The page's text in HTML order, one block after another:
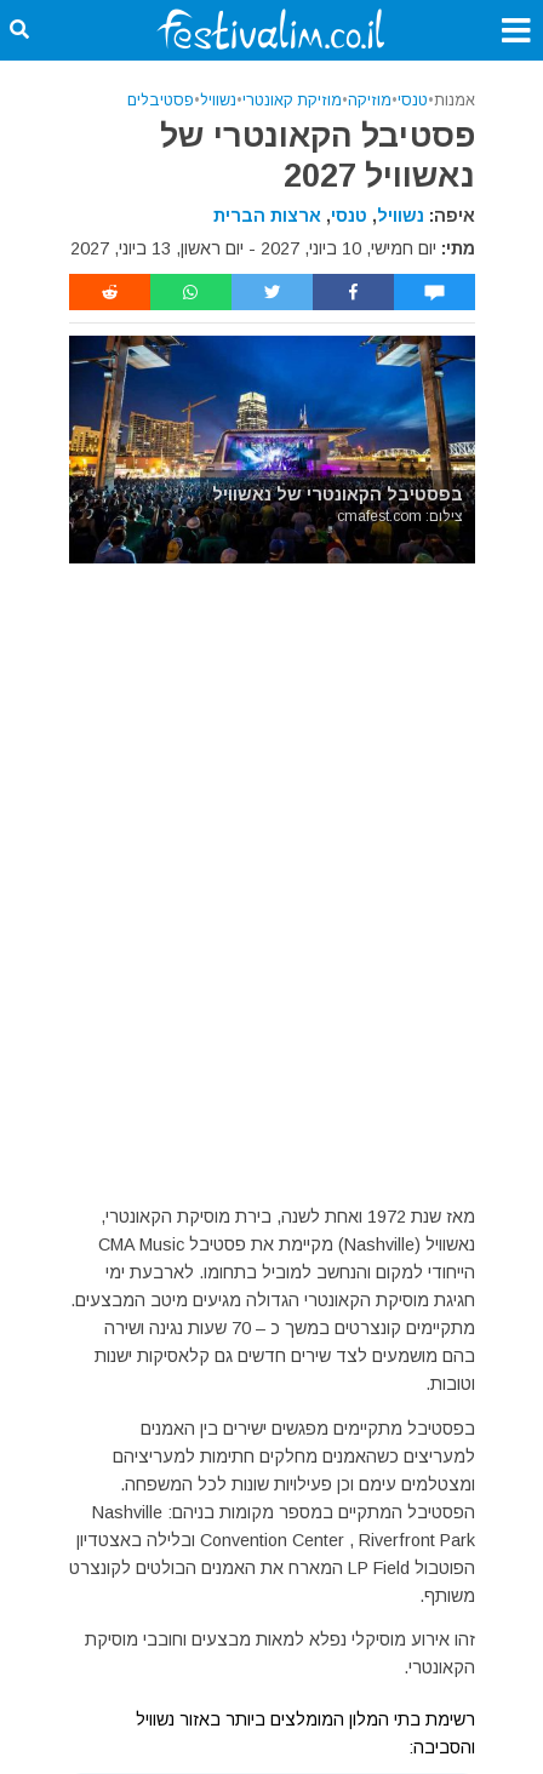
אמנות•טנסי•מוזיקה•מוזיקת קאונטרי•נשוויל•פסטיבלים
פסטיבל הקאונטרי של
נאשוויל 2027
איפה: נשוויל, טנסי, ארצות הברית
מתי: יום חמישי, 10 ביוני, 2027 - יום ראשון, 13 ביוני, 2027
בפסטיבל הקאונטרי של נאשוויל
צילום: cmafest.com
מאז שנת 1972 ואחת לשנה, בירת מוסיקת הקאונטרי,
נאשוויל (Nashville) מקיימת את פסטיבל CMA Music
הייחודי למקום והנחשב למוביל בתחומו. לארבעת ימי
חגיגת מוסיקת הקאונטרי הגדולה מגיעים מיטב המבצעים.
מתקיימים קונצרטים במשך כ – 70 שעות נגינה ושירה
בהם מושמעים לצד שירים חדשים גם קלאסיקות ישנות
וטובות.
בפסטיבל מתקיימים מפגשים ישירים בין האמנים
למעריצים כשהאמנים מחלקים חתימות למעריציהם
ומצטלמים עימם וכן פעילויות שונות לכל המשפחה.
הפסטיבל המתקיים במספר מקומות בניהם: Nashville
Convention Center , Riverfront Park ובלילה באצטדיון
הפוטבול LP Field המארח את האמנים הבולטים לקונצרט
משותף.
זהו אירוע מוסיקלי נפלא למאות מבצעים וחובבי מוסיקת
הקאונטרי.
רשימת בתי המלון המומלצים ביותר באזור נשוויל
והסביבה: